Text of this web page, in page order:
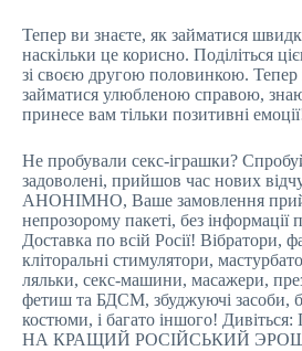
Тепер ви знаєте, як займатися
наскільки це корисно. Поділіться
зі своєю другою половинкою. Тепер
займатися улюбленою справою,
принесе вам тільки позитивні
Не пробували секс-іграшки?
задоволені, прийшов час нових
АНОНІМНО, Ваше замовлення
непрозорому пакеті, без інформації
Доставка по всій Росії! Вібратори,
кліторальні стимулятори,
ляльки, секс-машини, масажери,
фетиш та БДСМ, збуджуючі засоби,
костюми, і багато іншого!
НА КРАЩИЙ РОСІЙСЬКИЙ